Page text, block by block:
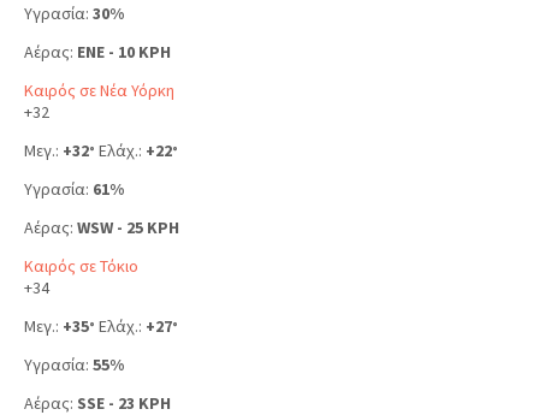
Υγρασία: 30%
Αέρας: ENE - 10 KPH
Καιρός σε Νέα Υόρκη
+32
Μεγ.: +32° Ελάχ.: +22°
Υγρασία: 61%
Αέρας: WSW - 25 KPH
Καιρός σε Τόκιο
+34
Μεγ.: +35° Ελάχ.: +27°
Υγρασία: 55%
Αέρας: SSE - 23 KPH